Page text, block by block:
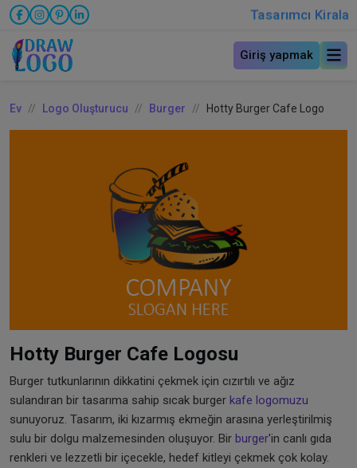
Tasarımcı Kirala
Giriş yapmak
Ev Logo Oluşturucu Burger Hotty Burger Cafe Logo
Hotty Burger Cafe Logosu
Burger tutkunlarının dikkatini çekmek için cızırtılı ve ağız
sulandıran bir tasarıma sahip sıcak burger kafe logomuzu
sunuyoruz. Tasarım, iki kızarmış ekmeğin arasına yerleştirilmiş
sulu bir dolgu malzemesinden oluşuyor. Bir burger'in canlı gıda
renkleri ve lezzetli bir içecekle, hedef kitleyi çekmek çok kolay.